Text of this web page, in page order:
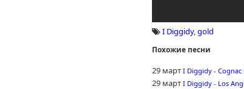
I Diggidy, gold
Похожие песни
29 март I Diggidy - Cognac
29 март I Diggidy - Los